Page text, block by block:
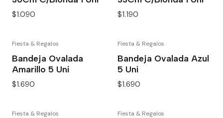
$1.090 $1.190
Fiesta & Regalos
Bandeja Ovalada
Amarillo 5 Uni
$1.690
Fiesta & Regalos
Bandeja Ovalada Azul
5 Uni
$1.690
Fiesta & Regalos Fiesta & Regalos